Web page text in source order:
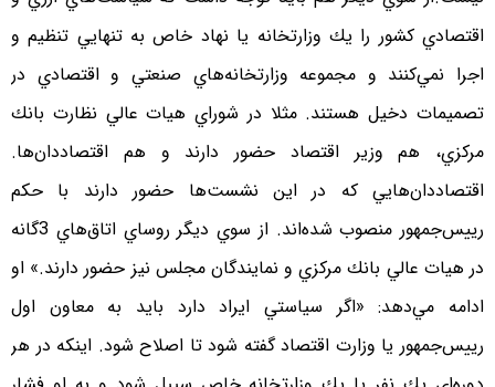
اقتصادي كشور را يك وزارتخانه يا نهاد خاص به تنهايي تنظيم و
اجرا نمي‌كنند و مجموعه وزارتخانه‌هاي صنعتي و اقتصادي در
تصميمات دخيل هستند. مثلا در شوراي هيات عالي نظارت بانك
مركزي، هم وزير اقتصاد حضور دارند و هم اقتصاددان‌ها.
اقتصاددان‌هايي كه در اين نشست‌ها حضور دارند با حكم
رييس‌جمهور منصوب شده‌اند. از سوي ديگر روساي اتاق‌هاي 3گانه
در هيات عالي بانك مركزي و نمايندگان مجلس نيز حضور دارند.» او
ادامه مي‌دهد: «اگر سياستي ايراد دارد بايد به معاون اول
رييس‌جمهور يا وزارت اقتصاد گفته شود تا اصلاح شود. اينكه در هر